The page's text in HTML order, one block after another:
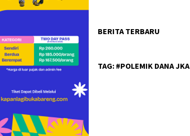
BERITA TERBARU
TAG: #POLEMIK DANA JKA